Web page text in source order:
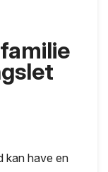
kan have en